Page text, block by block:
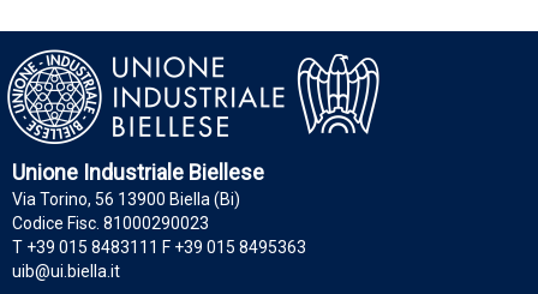
Unione Industriale Biellese
Via Torino, 56 13900 Biella (Bi)
Codice Fisc. 81000290023
T +39 015 8483111 F +39 015 8495363
uib@ui.biella.it